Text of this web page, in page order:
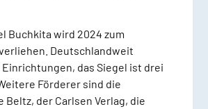
Buchkita wird 2024 zum
Deutschlandweit
Einrichtungen, das Siegel ist drei
Förderer sind die
Beltz, der Carlsen Verlag, die